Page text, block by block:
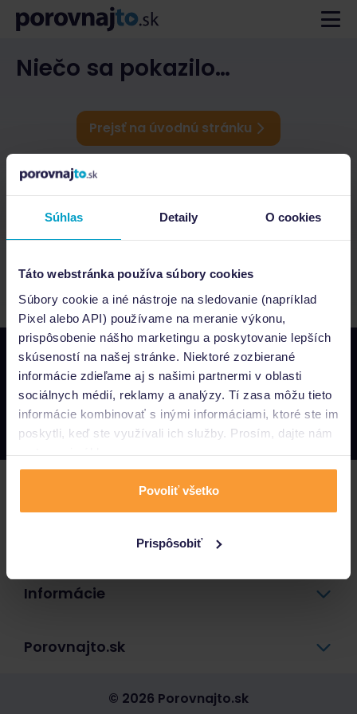
Súhlas Detaily O cookies
Táto webstránka používa súbory cookies
Súbory cookie a iné nástroje na sledovanie (napríklad
Pixel alebo API) používame na meranie výkonu,
prispôsobenie nášho marketingu a poskytovanie lepších
skúseností na našej stránke. Niektoré zozbierané
informácie zdieľame aj s našimi partnermi v oblasti
sociálnych médií, reklamy a analýzy. Tí zasa môžu tieto
informácie kombinovať s inými informáciami, ktoré ste im
poskytli, keď ste využívali ich služby. Prosím, dajte nám
na to svoj súhlas.
Povoliť všetko
Prispôsobiť
Niečo sa pokazilo…
Prejsť na úvodnú stránku
Napíšte nám
info@porovnajto.sk
Zavolajte nám
0800 400 300
Informácie
Porovnajto.sk
© 2026 Porovnajto.sk